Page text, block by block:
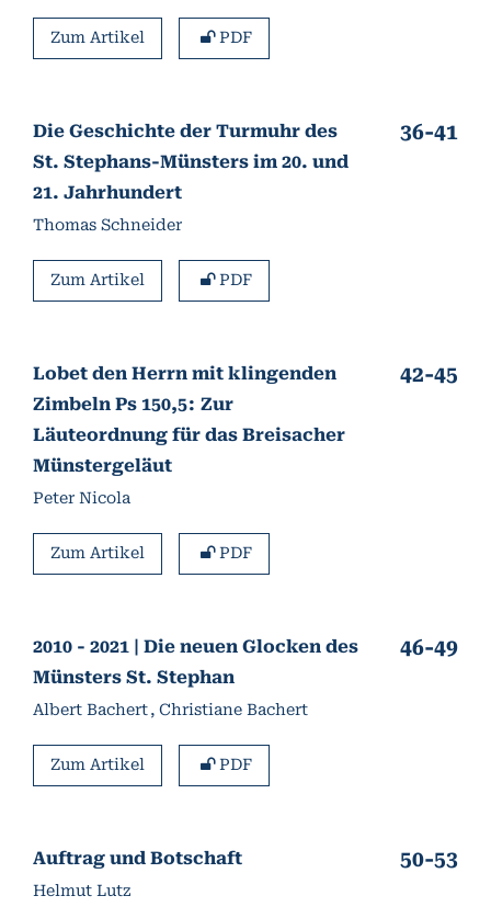
Zum Artikel PDF
Die Geschichte der Turmuhr des
St. Stephans-Münsters im 20. und
21. Jahrhundert
Thomas Schneider
Zum Artikel PDF
36-41
Lobet den Herrn mit klingenden
Zimbeln Ps 150,5 Zur
Läuteordnung für das Breisacher
Münstergeläut
Peter Nicola
Zum Artikel PDF
42-45
2010 - 2021 | Die neuen Glocken des
Münsters St. Stephan
Albert Bachert Christiane Bachert
Zum Artikel PDF
46-49
Auftrag und Botschaft
Helmut Lutz
50-53